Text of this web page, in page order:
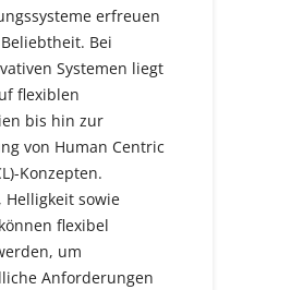
erfreuen
Bei
Systemen liegt
flexiblen
bis hin zur
von Human Centric
Konzepten.
Helligkeit sowie
flexibel
um
Anforderungen